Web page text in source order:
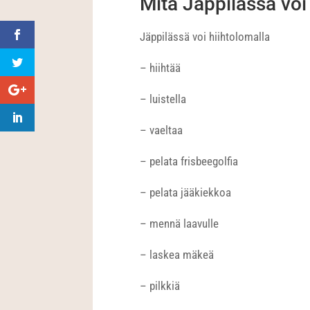
Jäppilässä voi hiihtolomalla
– hiihtää
– luistella
– vaeltaa
– pelata frisbeegolfia
– pelata jääkiekkoa
– mennä laavulle
– laskea mäkeä
– pilkkiä